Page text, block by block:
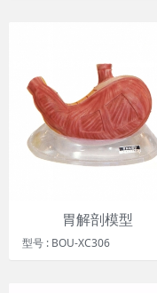
胃解剖模型
型号 : BOU-XC306